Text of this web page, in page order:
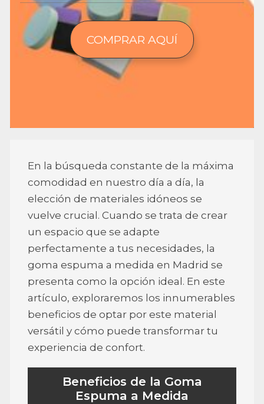
COMPRAR AQUÍ
En la búsqueda constante de la máxima
comodidad en nuestro día a día, la
elección de materiales idóneos se
vuelve crucial. Cuando se trata de crear
un espacio que se adapte
perfectamente a tus necesidades, la
goma espuma a medida en Madrid se
presenta como la opción ideal. En este
artículo, exploraremos los innumerables
beneficios de optar por este material
versátil y cómo puede transformar tu
experiencia de confort.
Beneficios de la Goma
Espuma a Medida